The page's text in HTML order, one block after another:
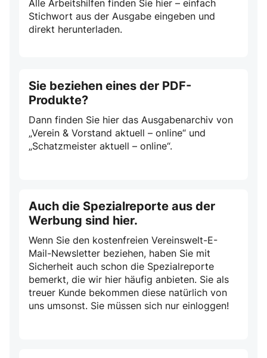
Alle Arbeitshilfen finden Sie hier – einfach
Stichwort aus der Ausgabe eingeben und
direkt herunterladen.
Sie beziehen eines der PDF-
Produkte?
Dann finden Sie hier das Ausgabenarchiv von
„Verein & Vorstand aktuell – online“ und
„Schatzmeister aktuell – online“.
Auch die Spezialreporte aus der
Werbung sind hier.
Wenn Sie den kostenfreien Vereinswelt-E-
Mail-Newsletter beziehen, haben Sie mit
Sicherheit auch schon die Spezialreporte
bemerkt, die wir hier häufig anbieten. Sie als
treuer Kunde bekommen diese natürlich von
uns umsonst. Sie müssen sich nur einloggen!